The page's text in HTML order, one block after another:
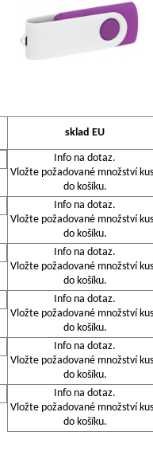
sklad EU
Info na dotaz.
Vložte požadované množství
do košíku.
Info na dotaz.
Vložte požadované množství
do košíku.
Info na dotaz.
Vložte požadované množství
do košíku.
Info na dotaz.
Vložte požadované množství
do košíku.
Info na dotaz.
Vložte požadované množství
do košíku.
Info na dotaz.
Vložte požadované množství
do košíku.